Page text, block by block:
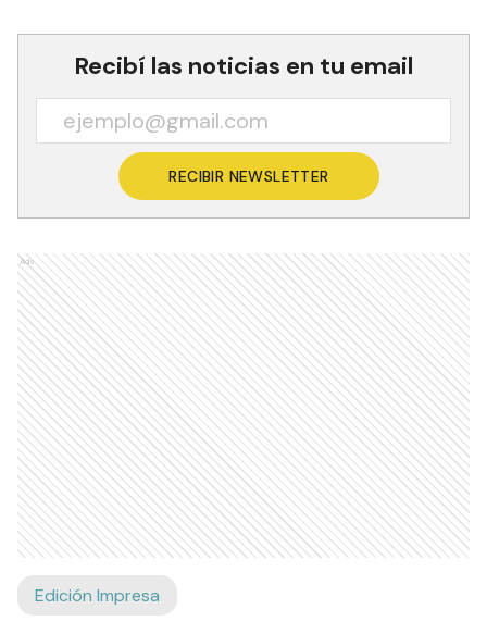
Recibí las noticias en tu email
RECIBIR NEWSLETTER
Ads
Edición Impresa